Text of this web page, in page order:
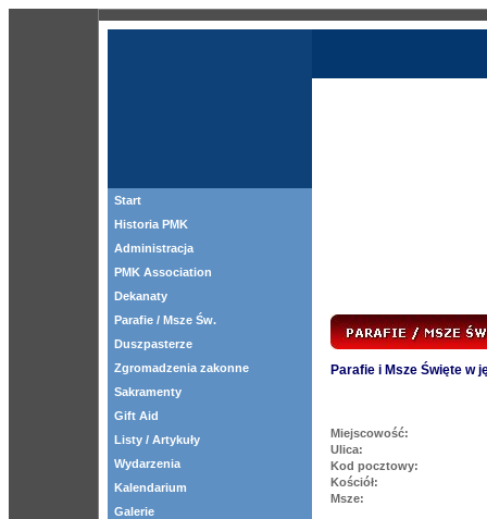
Start
Historia PMK
Administracja
PMK Association
Dekanaty
Parafie / Msze Św.
Duszpasterze
Zgromadzenia zakonne
Sakramenty
Gift Aid
Listy / Artykuły
Wydarzenia
Kalendarium
Galerie
Parafie i Msze Święte w
Miejscowość:
Ulica:
Kod pocztowy:
Kościół:
Msze: